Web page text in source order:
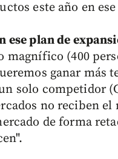
este año en
ese plan de
magnífico (400
ganar más
solo competidor
no reciben
de forma